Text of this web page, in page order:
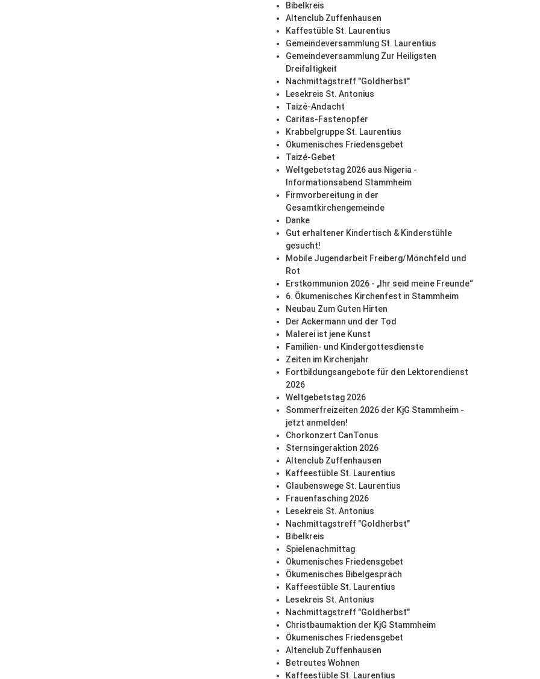
Bibelkreis
Altenclub Zuffenhausen
Kaffestüble St. Laurentius
Gemeindeversammlung St. Laurentius
Gemeindeversammlung Zur Heiligsten
Dreifaltigkeit
Nachmittagstreff "Goldherbst"
Lesekreis St. Antonius
Taizé-Andacht
Caritas-Fastenopfer
Krabbelgruppe St. Laurentius
Ökumenisches Friedensgebet
Taizé-Gebet
Weltgebetstag 2026 aus Nigeria -
Informationsabend Stammheim
Firmvorbereitung in der
Gesamtkirchengemeinde
Danke
Gut erhaltener Kindertisch & Kinderstühle
gesucht!
Mobile Jugendarbeit Freiberg/Mönchfeld und
Rot
Erstkommunion 2026 - „Ihr seid meine Freunde“
6. Ökumenisches Kirchenfest in Stammheim
Neubau Zum Guten Hirten
Der Ackermann und der Tod
Malerei ist jene Kunst
Familien- und Kindergottesdienste
Zeiten im Kirchenjahr
Fortbildungsangebote für den Lektorendienst
2026
Weltgebetstag 2026
Sommerfreizeiten 2026 der KjG Stammheim -
jetzt anmelden!
Chorkonzert CanTonus
Sternsingeraktion 2026
Altenclub Zuffenhausen
Kaffeestüble St. Laurentius
Glaubenswege St. Laurentius
Frauenfasching 2026
Lesekreis St. Antonius
Nachmittagstreff "Goldherbst"
Bibelkreis
Spielenachmittag
Ökumenisches Friedensgebet
Ökumenisches Bibelgespräch
Kaffeestüble St. Laurentius
Lesekreis St. Antonius
Nachmittagstreff "Goldherbst"
Christbaumaktion der KjG Stammheim
Ökumenisches Friedensgebet
Altenclub Zuffenhausen
Betreutes Wohnen
Kaffeestüble St. Laurentius